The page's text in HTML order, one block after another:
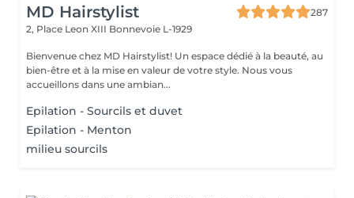
MD Hairstylist
287
2, Place Leon XIII Bonnevoie L-1929
Bienvenue chez MD Hairstylist! Un espace dédié à la beauté, au
bien-être et à la mise en valeur de votre style. Nous vous
accueillons dans une ambian...
Epilation - Sourcils et duvet
Epilation - Menton
milieu sourcils